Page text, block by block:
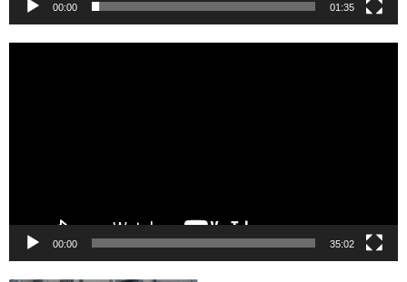
00:00 01:35
00:00 35:02